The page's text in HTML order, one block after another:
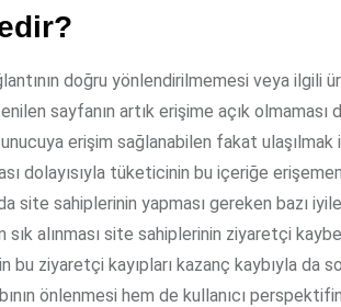
doğru yönlendirilmemesi veya ilgili
sayfanın artık erişime açık olmaması
sunucuya erişim sağlanabilen fakat
dolayısıyla tüketicinin bu içeriğe
site sahiplerinin yapması gereken bazı
sık alınması site sahiplerinin ziyaretçi
ziyaretçi kayıpları kazanç kaybıyla da
önlenmesi hem de kullanıcı